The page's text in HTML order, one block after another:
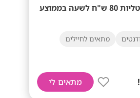
בממוצע
מתאים לחיילים
מתאים לי